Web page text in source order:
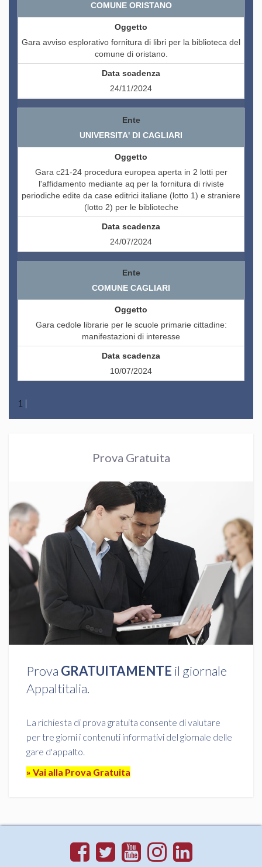
COMUNE ORISTANO
Gara avviso esplorativo fornitura di libri per la biblioteca del
comune di oristano.
24/11/2024
UNIVERSITA' DI CAGLIARI
Gara c21-24 procedura europea aperta in 2 lotti per
l'affidamento mediante aq per la fornitura di riviste
periodiche edite da case editrici italiane (lotto 1) e straniere
(lotto 2) per le biblioteche
24/07/2024
COMUNE CAGLIARI
Gara cedole librarie per le scuole primarie cittadine:
manifestazioni di interesse
10/07/2024
1 |
Prova Gratuita
Prova GRATUITAMENTE il giornale
Appaltitalia.
La richiesta di prova gratuita consente di valutare
per tre giorni i contenuti informativi del giornale delle
gare d'appalto.
» Vai alla Prova Gratuita